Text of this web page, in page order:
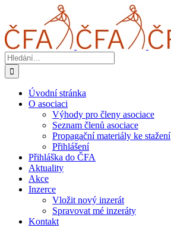
obsah
Hledat:
Úvodní stránka
O asociaci
Výhody pro členy asociace
Seznam členů asociace
Propagační materiály ke stažení
Přihlášení
Přihláška do ČFA
Aktuality
Akce
Inzerce
Vložit nový inzerát
Spravovat mé inzeráty
Kontakt